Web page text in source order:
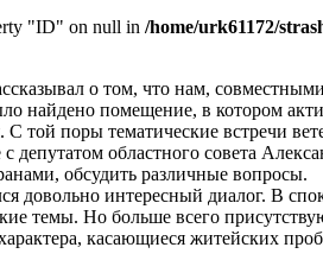
"ID" on null in /home/urk61172/
о том, что нам,
найдено помещение, в котором
С той поры тематические встречи
с депутатом областного совета
обсудить различные вопросы.
довольно интересный диалог. В
темы. Но больше всего
касающиеся житейских